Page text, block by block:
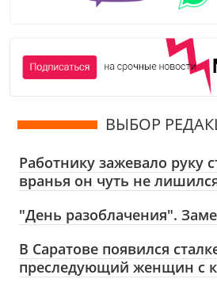
ВЫБОР
Работнику зажевало руку
вранья он чуть не
"День разоблачения".
В Саратове появился
преследующий женщин с